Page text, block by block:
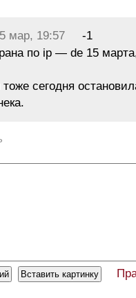
мар, 19:57
-1
по ip — de 15
сегодня